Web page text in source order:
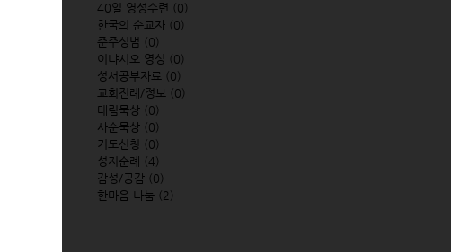
40일 영성수련 (0)
한국의 순교자 (0)
준주성범 (0)
이냐시오 영성 (0)
성서공부자료 (0)
교회전례/정보 (0)
대림묵상 (0)
사순묵상 (0)
기도신청 (0)
성지순례
(4)
감성/공감 (0)
한마음 나눔 (2)